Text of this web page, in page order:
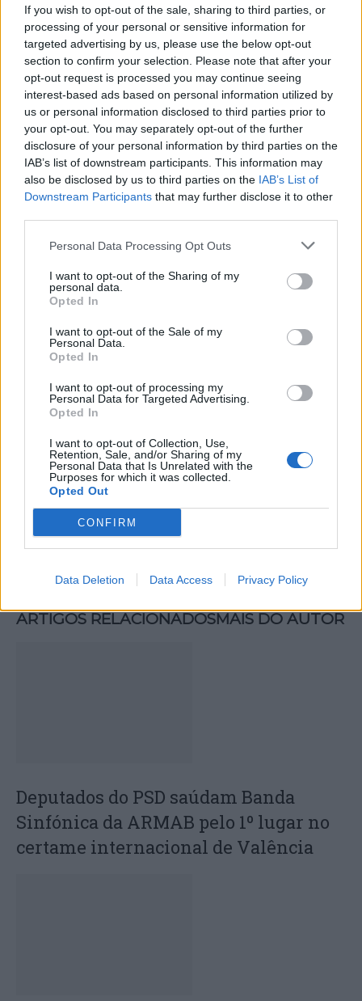
If you wish to opt-out of the sale, sharing to third parties, or
processing of your personal or sensitive information for
targeted advertising by us, please use the below opt-out
section to confirm your selection. Please note that after your
opt-out request is processed you may continue seeing
interest-based ads based on personal information utilized by
us or personal information disclosed to third parties prior to
your opt-out. You may separately opt-out of the further
disclosure of your personal information by third parties on the
IAB’s list of downstream participants. This information may
also be disclosed by us to third parties on the IAB’s List of
Downstream Participants that may further disclose it to other
Personal Data Processing Opt Outs
I want to opt-out of the Sharing of my
personal data.
Opted In
I want to opt-out of the Sale of my
Personal Data.
Opted In
I want to opt-out of processing my
Personal Data for Targeted Advertising.
Opted In
I want to opt-out of Collection, Use,
Retention, Sale, and/or Sharing of my
Personal Data that Is Unrelated with the
Purposes for which it was collected.
Opted Out
CONFIRM
Data Deletion Data Access Privacy Policy
Recorde-se que, no passado mês de junho, foram
hasteadas na Praia Fluvial da Cascalheira, em
Secarias, a Bandeira Azul, a bandeira «Praia
Acessível – Praia para Todos» e a bandeira
ColorADD.
A época balnear na Praia Fluvial da Cascalheira
decorre entre 15 de junho e 7 de setembro, sendo a
vigilância assegurada diariamente por nadadores-
salvadores, entre as 11h30 e as 19h30.
Artigo anterior
Piscina Municipal de
Penela abre hoje
revalidações para a nova
época desportiva
Próximo artigo
Anadia comemora 18º
ARTIGOS RELACIONADOSMAIS DO AUTOR
Deputados do PSD saúdam Banda
Sinfónica da ARMAB pelo 1º lugar no
certame internacional de Valência